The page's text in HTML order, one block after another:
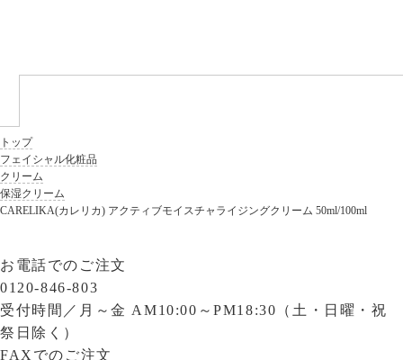
トップ
フェイシャル化粧品
クリーム
保湿クリーム
CARELIKA(カレリカ) アクティブモイスチャライジングクリーム 50ml/100ml
お電話でのご注文
0120-846-803
受付時間／ 月～金 AM10:00～PM18:30（土・日曜・祝
祭日除く）
FAXでのご注文